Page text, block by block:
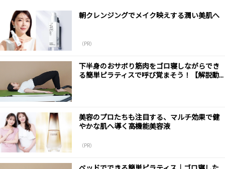
朝クレンジングでメイク映えする潤い美肌へ
（PR）
下半身のおサボり筋肉をゴロ寝しながらでき
る簡単ピラティスで呼び覚まそう！【解説動...
美容のプロたちも注目する、マルチ効果で健
やかな肌へ導く高機能美容液
（PR）